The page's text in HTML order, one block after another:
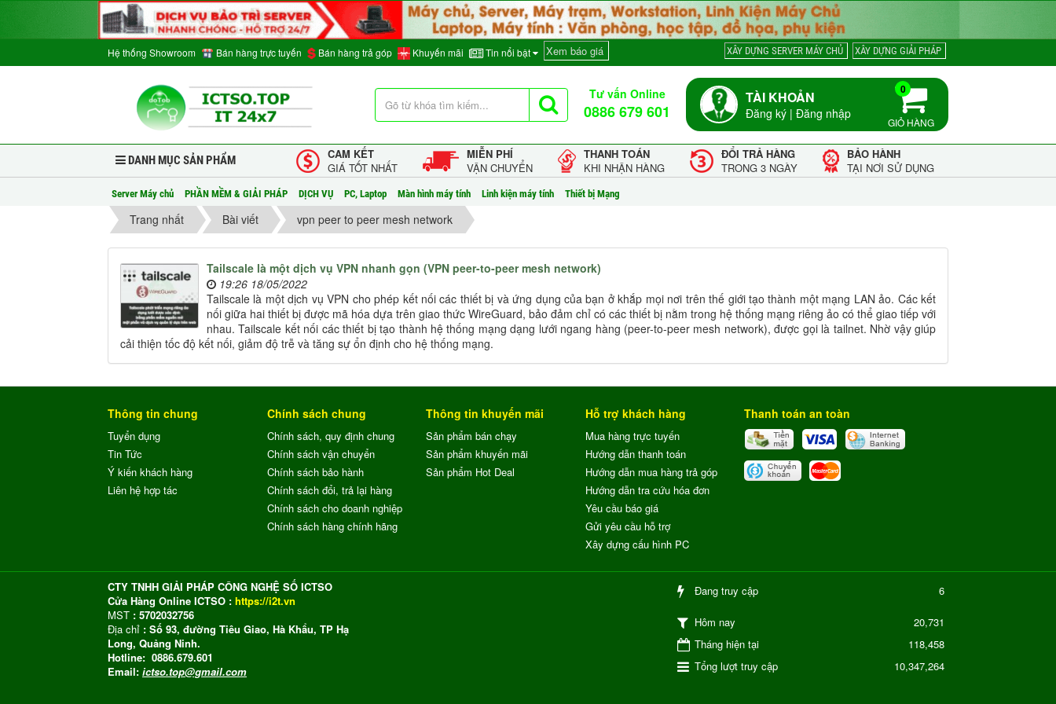
Hệ thống Showroom Bán hàng trực tuyến Bán hàng trả góp Khuyến mãi Tin nổi bật Xem báo giá XÂY DỰNG SERVER MÁY CHỦ XÂY DỰNG GIẢI PHÁP
Tư vấn Online
0886 679 601
TÀI KHOẢN
Đăng ký | Đăng nhập
0
GIỎ HÀNG
DANH MỤC SẢN PHẨM
CAM KẾT
GIÁ TỐT NHẤT
MIỄN PHÍ
VẬN CHUYỂN
THANH TOÁN
KHI NHẬN HÀNG
ĐỔI TRẢ HÀNG
TRONG 3 NGÀY
BẢO HÀNH
TẠI NƠI SỬ DỤNG
Server Máy chủ PHẦN MỀM & GIẢI PHÁP DỊCH VỤ PC, Laptop Màn hình máy tính Linh kiện máy tính Thiết bị Mạng
Trang nhất Bài viết vpn peer to peer mesh network
Tailscale là một dịch vụ VPN nhanh gọn (VPN peer-to-peer mesh network)
19:26 18/05/2022
Tailscale là một dịch vụ VPN cho phép kết nối các thiết bị và ứng dụng của bạn ở khắp mọi nơi trên thế giới tạo thành một mạng LAN ảo. Các kết
nối giữa hai thiết bị được mã hóa dựa trên giao thức WireGuard, bảo đảm chỉ có các thiết bị nằm trong hệ thống mạng riêng ảo có thể giao tiếp với
nhau. Tailscale kết nối các thiết bị tạo thành hệ thống mạng dạng lưới ngang hàng (peer-to-peer mesh network), được gọi là tailnet. Nhờ vậy giúp
cải thiện tốc độ kết nối, giảm độ trễ và tăng sự ổn định cho hệ thống mạng.
Thông tin chung
Tuyển dụng
Tin Tức
Ý kiến khách hàng
Liên hệ hợp tác
Chính sách chung
Chính sách, quy định chung
Chính sách vận chuyển
Chính sách bảo hành
Chính sách đổi, trả lại hàng
Chính sách cho doanh nghiệp
Chính sách hàng chính hãng
Thông tin khuyến mãi
Sản phẩm bán chạy
Sản phẩm khuyến mãi
Sản phẩm Hot Deal
Hỗ trợ khách hàng
Mua hàng trực tuyến
Hướng dẫn thanh toán
Hướng dẫn mua hàng trả góp
Hướng dẫn tra cứu hóa đơn
Yêu cầu báo giá
Gửi yêu cầu hỗ trợ
Xây dựng cấu hình PC
Thanh toán an toàn
CTY TNHH GIẢI PHÁP CÔNG NGHỆ SỐ ICTSO
Cửa Hàng Online ICTSO : https://i2t.vn
MST : 5702032756
Địa chỉ : Số 93, đường Tiêu Giao, Hà Khẩu, TP Hạ
Long, Quảng Ninh.
Hotline: 0886.679.601
Email: ictso.top@gmail.com
Đang truy cập 6
Hôm nay
20,731
Tháng hiện tại
118,458
Tổng lượt truy cập
10,347,264